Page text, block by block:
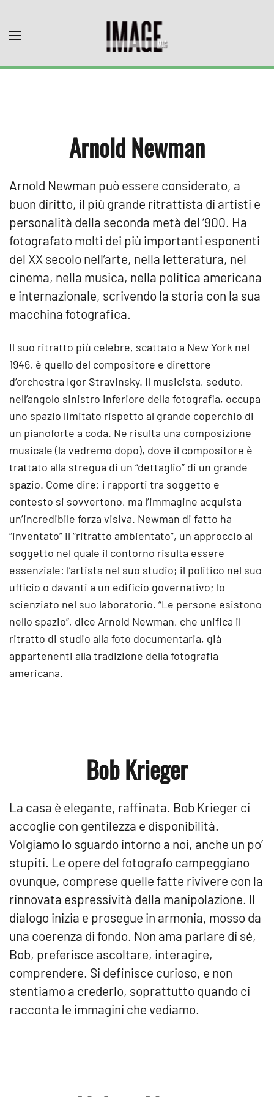
Skip to main content
Arnold Newman
Arnold Newman può essere considerato, a
buon diritto, il più grande ritrattista di artisti e
personalità della seconda metà del ‘900. Ha
fotografato molti dei più importanti esponenti
del XX secolo nell’arte, nella letteratura, nel
cinema, nella musica, nella politica americana
e internazionale, scrivendo la storia con la sua
macchina fotografica.
Il suo ritratto più celebre, scattato a New York nel
1946, è quello del compositore e direttore
d’orchestra Igor Stravinsky. Il musicista, seduto,
nell’angolo sinistro inferiore della fotografia, occupa
uno spazio limitato rispetto al grande coperchio di
un pianoforte a coda. Ne risulta una composizione
musicale (la vedremo dopo), dove il compositore è
trattato alla stregua di un “dettaglio” di un grande
spazio. Come dire: i rapporti tra soggetto e
contesto si sovvertono, ma l’immagine acquista
un’incredibile forza visiva. Newman di fatto ha
“inventato” il “ritratto ambientato”, un approccio al
soggetto nel quale il contorno risulta essere
essenziale: l’artista nel suo studio; il politico nel suo
ufficio o davanti a un edificio governativo; lo
scienziato nel suo laboratorio. “Le persone esistono
nello spazio”, dice Arnold Newman, che unifica il
ritratto di studio alla foto documentaria, già
appartenenti alla tradizione della fotografia
americana.
Bob Krieger
La casa è elegante, raffinata. Bob Krieger ci
accoglie con gentilezza e disponibilità.
Volgiamo lo sguardo intorno a noi, anche un po’
stupiti. Le opere del fotografo campeggiano
ovunque, comprese quelle fatte rivivere con la
rinnovata espressività della manipolazione. Il
dialogo inizia e prosegue in armonia, mosso da
una coerenza di fondo. Non ama parlare di sé,
Bob, preferisce ascoltare, interagire,
comprendere. Si definisce curioso, e non
stentiamo a crederlo, soprattutto quando ci
racconta le immagini che vediamo.